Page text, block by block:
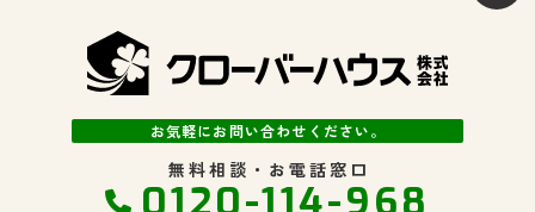
お気軽にお問い合わせください。
無料相談・お電話窓口